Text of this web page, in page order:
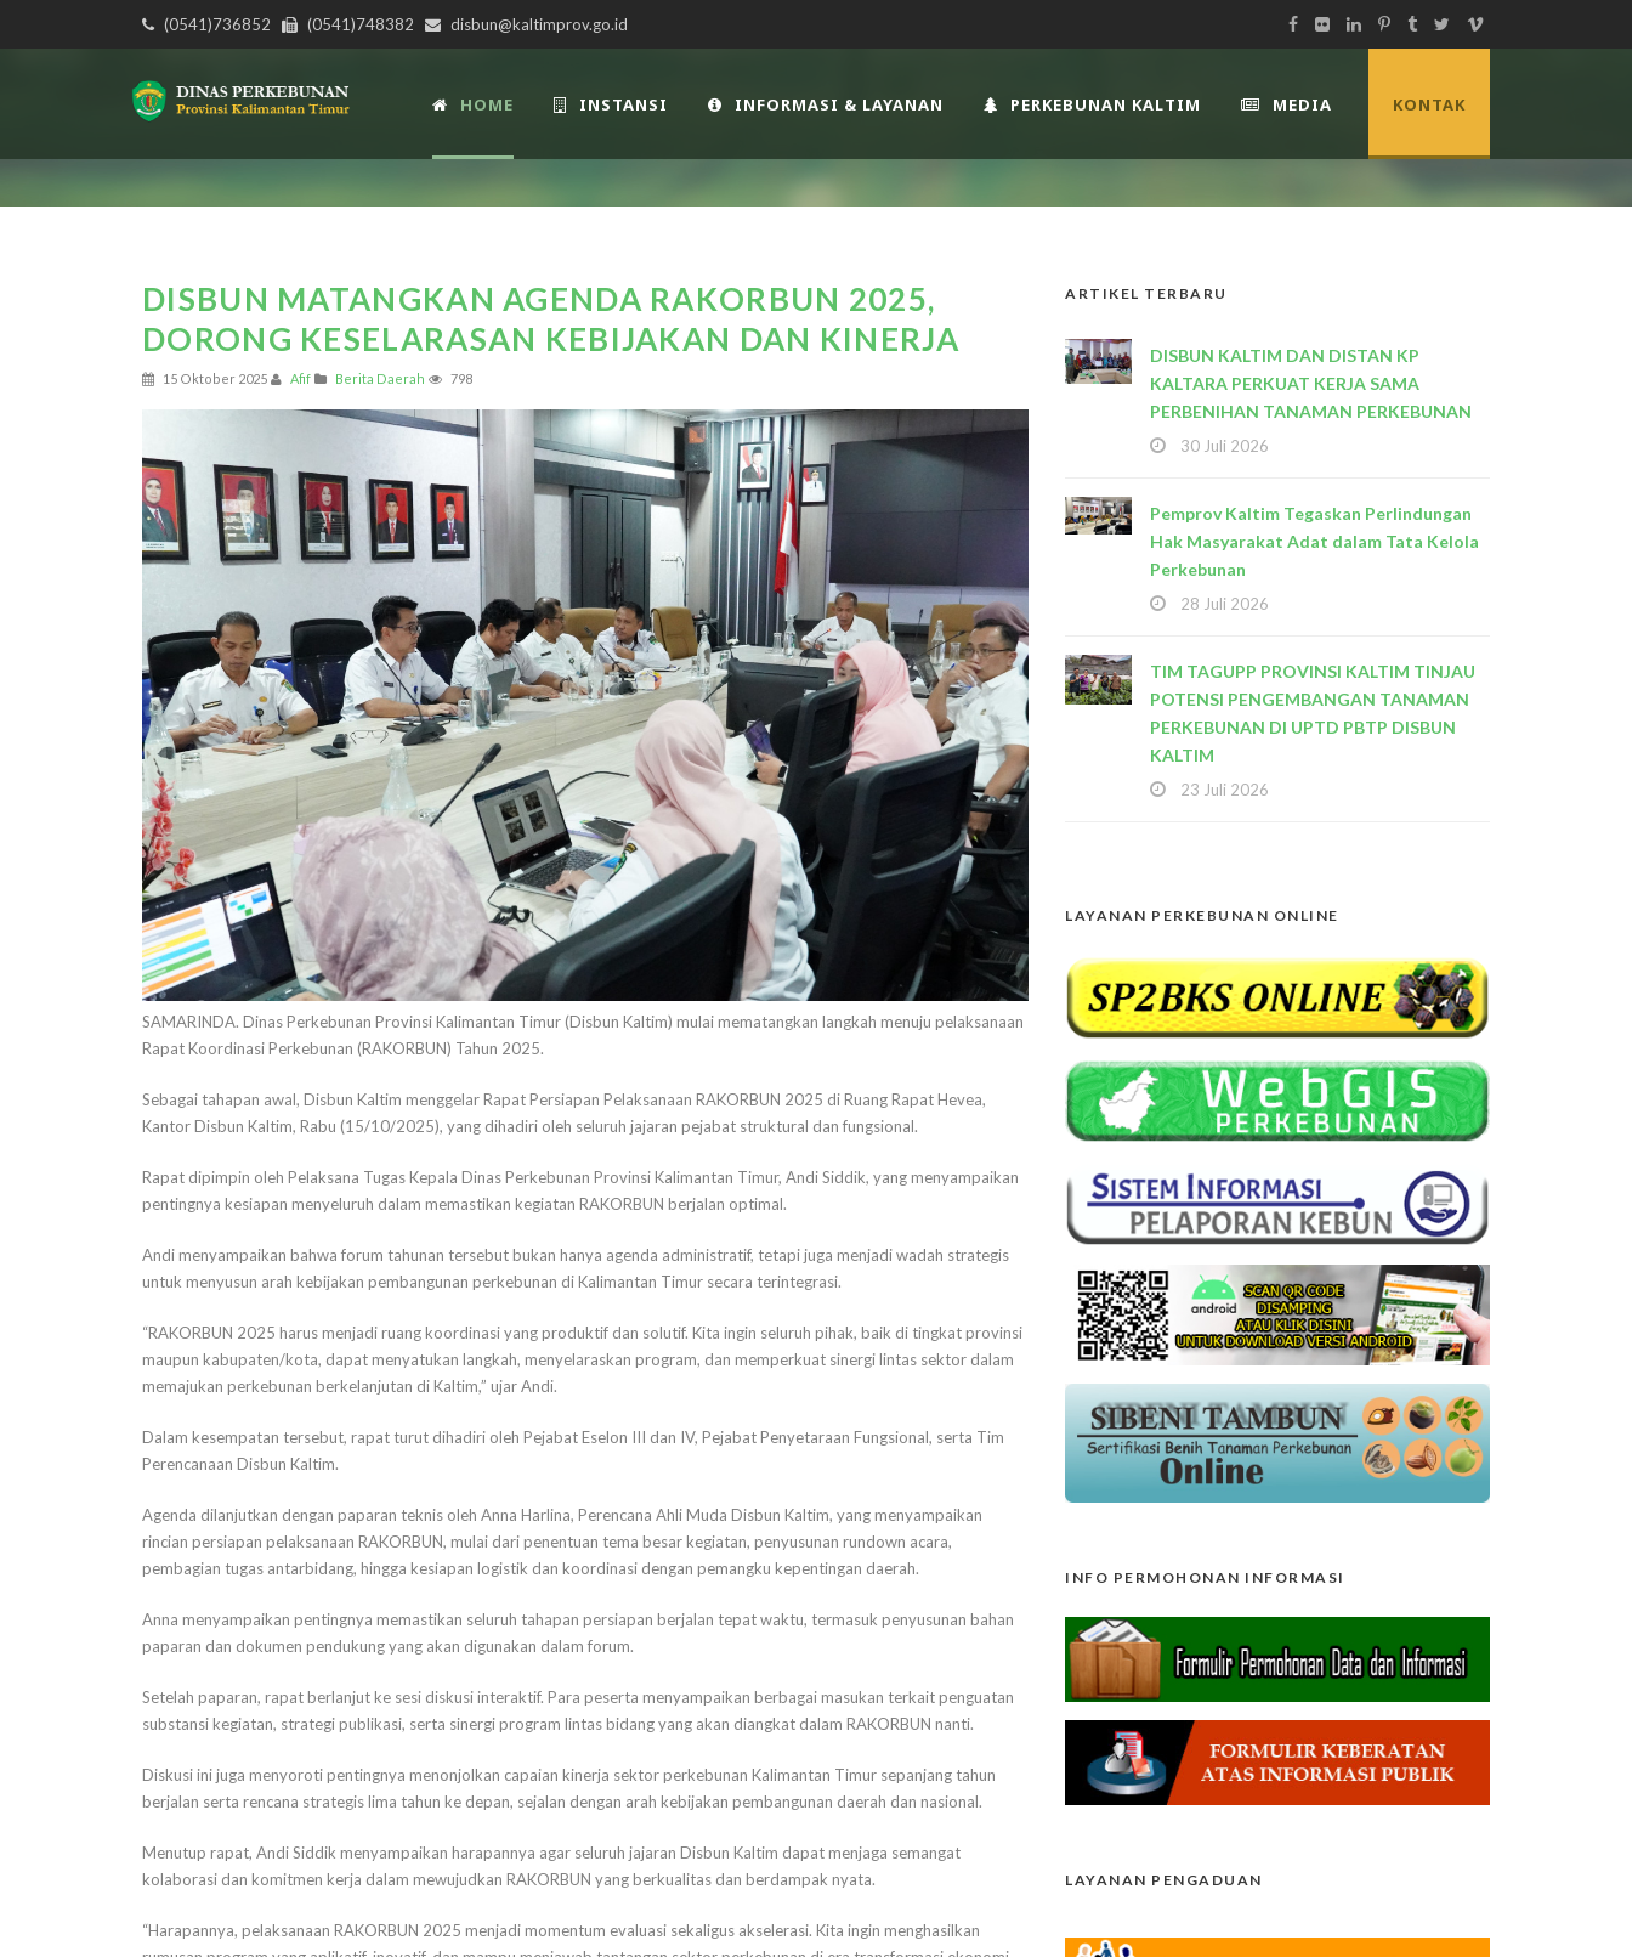
(0541)736852 (0541)748382 disbun@kaltimprov.go.id
HOME INSTANSI INFORMASI & LAYANAN PERKEBUNAN KALTIM MEDIA KONTAK
DISBUN MATANGKAN AGENDA RAKORBUN 2025,
DORONG KESELARASAN KEBIJAKAN DAN KINERJA
15 Oktober 2025 Afif Berita Daerah 798
SAMARINDA. Dinas Perkebunan Provinsi Kalimantan Timur (Disbun Kaltim) mulai mematangkan langkah menuju pelaksanaan
Rapat Koordinasi Perkebunan (RAKORBUN) Tahun 2025.
Sebagai tahapan awal, Disbun Kaltim menggelar Rapat Persiapan Pelaksanaan RAKORBUN 2025 di Ruang Rapat Hevea,
Kantor Disbun Kaltim, Rabu (15/10/2025), yang dihadiri oleh seluruh jajaran pejabat struktural dan fungsional.
Rapat dipimpin oleh Pelaksana Tugas Kepala Dinas Perkebunan Provinsi Kalimantan Timur, Andi Siddik, yang menyampaikan
pentingnya kesiapan menyeluruh dalam memastikan kegiatan RAKORBUN berjalan optimal.
Andi menyampaikan bahwa forum tahunan tersebut bukan hanya agenda administratif, tetapi juga menjadi wadah strategis
untuk menyusun arah kebijakan pembangunan perkebunan di Kalimantan Timur secara terintegrasi.
“RAKORBUN 2025 harus menjadi ruang koordinasi yang produktif dan solutif. Kita ingin seluruh pihak, baik di tingkat provinsi
maupun kabupaten/kota, dapat menyatukan langkah, menyelaraskan program, dan memperkuat sinergi lintas sektor dalam
memajukan perkebunan berkelanjutan di Kaltim,” ujar Andi.
Dalam kesempatan tersebut, rapat turut dihadiri oleh Pejabat Eselon III dan IV, Pejabat Penyetaraan Fungsional, serta Tim
Perencanaan Disbun Kaltim.
Agenda dilanjutkan dengan paparan teknis oleh Anna Harlina, Perencana Ahli Muda Disbun Kaltim, yang menyampaikan
rincian persiapan pelaksanaan RAKORBUN, mulai dari penentuan tema besar kegiatan, penyusunan rundown acara,
pembagian tugas antarbidang, hingga kesiapan logistik dan koordinasi dengan pemangku kepentingan daerah.
Anna menyampaikan pentingnya memastikan seluruh tahapan persiapan berjalan tepat waktu, termasuk penyusunan bahan
paparan dan dokumen pendukung yang akan digunakan dalam forum.
Setelah paparan, rapat berlanjut ke sesi diskusi interaktif. Para peserta menyampaikan berbagai masukan terkait penguatan
substansi kegiatan, strategi publikasi, serta sinergi program lintas bidang yang akan diangkat dalam RAKORBUN nanti.
Diskusi ini juga menyoroti pentingnya menonjolkan capaian kinerja sektor perkebunan Kalimantan Timur sepanjang tahun
berjalan serta rencana strategis lima tahun ke depan, sejalan dengan arah kebijakan pembangunan daerah dan nasional.
Menutup rapat, Andi Siddik menyampaikan harapannya agar seluruh jajaran Disbun Kaltim dapat menjaga semangat
kolaborasi dan komitmen kerja dalam mewujudkan RAKORBUN yang berkualitas dan berdampak nyata.
“Harapannya, pelaksanaan RAKORBUN 2025 menjadi momentum evaluasi sekaligus akselerasi. Kita ingin menghasilkan
ARTIKEL TERBARU
DISBUN KALTIM DAN DISTAN KP
KALTARA PERKUAT KERJA SAMA
PERBENIHAN TANAMAN PERKEBUNAN
30 Juli 2026
Pemprov Kaltim Tegaskan Perlindungan
Hak Masyarakat Adat dalam Tata Kelola
Perkebunan
28 Juli 2026
TIM TAGUPP PROVINSI KALTIM TINJAU
POTENSI PENGEMBANGAN TANAMAN
PERKEBUNAN DI UPTD PBTP DISBUN
KALTIM
23 Juli 2026
LAYANAN PERKEBUNAN ONLINE
INFO PERMOHONAN INFORMASI
LAYANAN PENGADUAN